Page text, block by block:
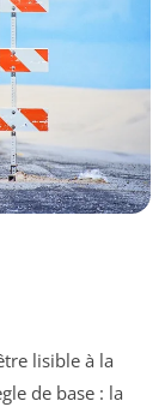
lisible à la
de base : la